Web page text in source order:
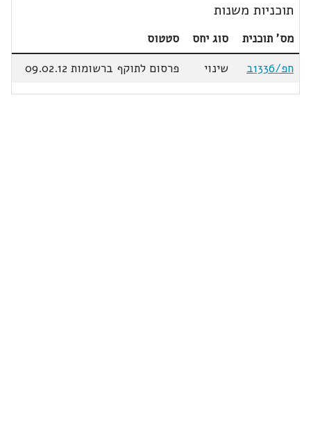
תוכניות משנות
מס' תוכנית סוג יחס
סטטוס
חפ/1336ב
שינוי פרסום לתוקף ברשומות 09.02.12